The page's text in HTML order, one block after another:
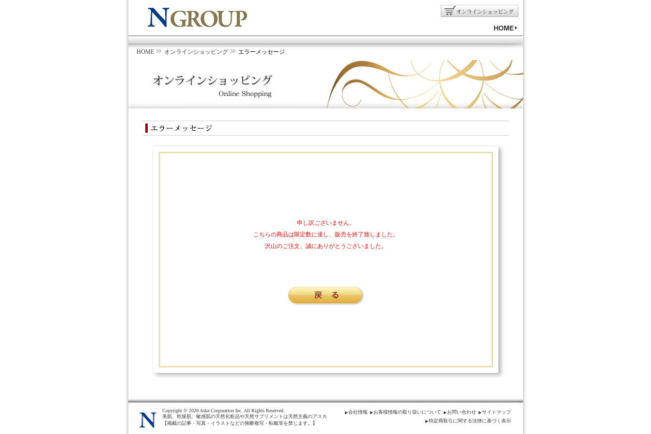
HOME オンラインショッピング エラーメッセージ
申し訳ございません。
こちらの商品は限定数に達し、販売を終了致しました。
沢山のご注文、誠にありがとうございました。
サイトマップ
お問い合わせ
お客様情報の取り扱いについて
会社情報
特定商取引に関する法律に基づく表示
Copyright © 2026 Aska Corporation Inc. All Rights Reserved.
美肌、乾燥肌、敏感肌の天然化粧品や天然サプリメントは天然主義のアスカ
【掲載の記事・写真・イラストなどの無断複写・転載等を禁じます。】